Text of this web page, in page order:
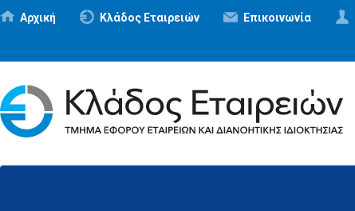
Αρχική Κλάδος Εταιρειών Επικοινωνία